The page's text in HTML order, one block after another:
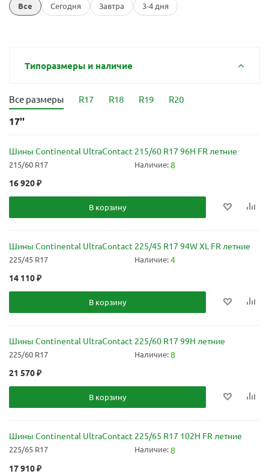
Все
Сегодня Завтра 3-4 дня
Типоразмеры и наличие
Все размеры R17 R18 R19 R20
17''
Шины Continental UltraContact 215/60 R17 96H FR летние
215/60 R17 Наличие:8
16 920₽
В корзину
Шины Continental UltraContact 225/45 R17 94W XL FR летние
225/45 R17 Наличие:4
14 110₽
В корзину
Шины Continental UltraContact 225/60 R17 99H летние
225/60 R17 Наличие:8
21 570₽
В корзину
Шины Continental UltraContact 225/65 R17 102H FR летние
225/65 R17 Наличие:8
17 910₽